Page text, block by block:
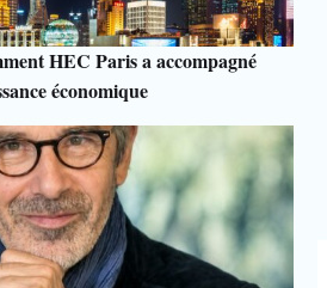
HEC Paris a accompagné
économique